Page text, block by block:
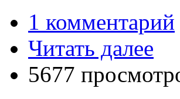
1 комментарий
Читать далее
5677